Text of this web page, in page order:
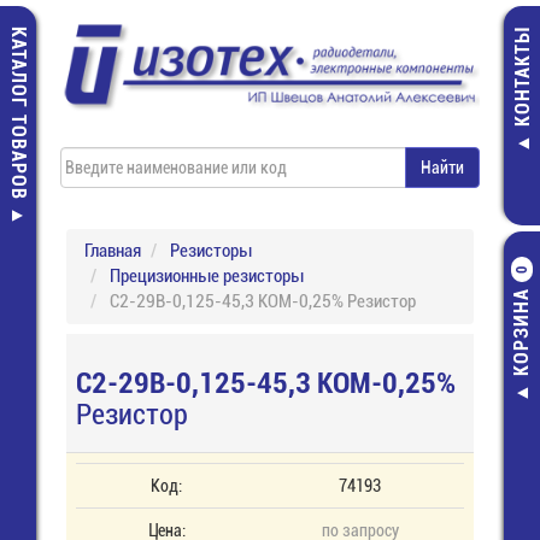
КАТАЛОГ ТОВАРОВ КОНТАКТЫ
КОРЗИНА
0
Главная
Резисторы
Прецизионные резисторы
С2-29В-0,125-45,3 КОМ-0,25% Резистор
С2-29В-0,125-45,3 КОМ-0,25%
Резистор
Код: 74193
Цена: по запросу